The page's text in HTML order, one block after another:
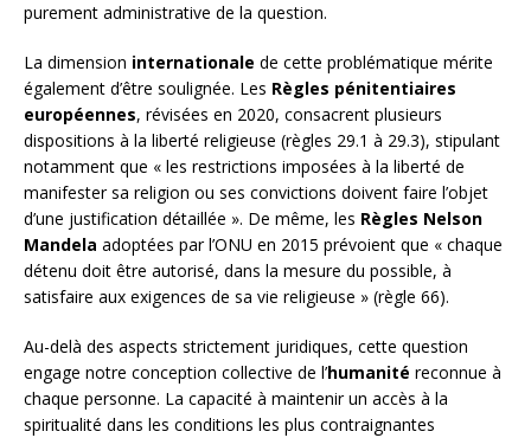
purement administrative de la question.
La dimension internationale de cette problématique mérite
également d’être soulignée. Les Règles pénitentiaires
européennes, révisées en 2020, consacrent plusieurs
dispositions à la liberté religieuse (règles 29.1 à 29.3), stipulant
notamment que « les restrictions imposées à la liberté de
manifester sa religion ou ses convictions doivent faire l’objet
d’une justification détaillée ». De même, les Règles Nelson
Mandela adoptées par l’ONU en 2015 prévoient que « chaque
détenu doit être autorisé, dans la mesure du possible, à
satisfaire aux exigences de sa vie religieuse » (règle 66).
Au-delà des aspects strictement juridiques, cette question
engage notre conception collective de l’humanité reconnue à
chaque personne. La capacité à maintenir un accès à la
spiritualité dans les conditions les plus contraignantes